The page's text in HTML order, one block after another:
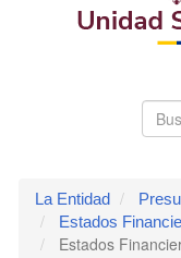
Buscar
La Entidad
Estados
Estados